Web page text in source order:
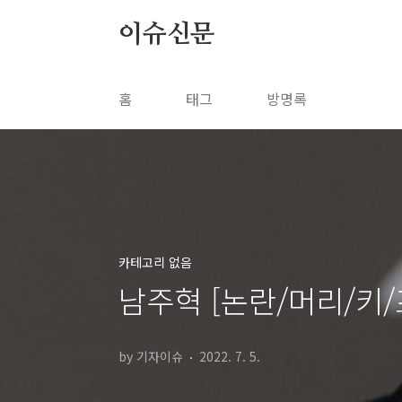
이슈신문
홈 태그 방명록
카테고리 없음
남주혁 [논란/머리/키
by 기자이슈 2022. 7. 5.